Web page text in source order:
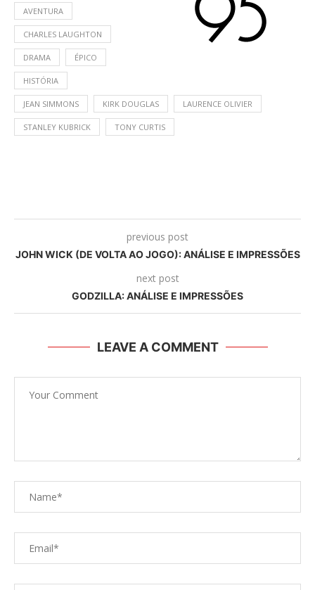
AVENTURA
CHARLES LAUGHTON
DRAMA ÉPICO
HISTÓRIA
JEAN SIMMONS KIRK DOUGLAS LAURENCE OLIVIER
STANLEY KUBRICK TONY CURTIS
previous post
JOHN WICK (DE VOLTA AO JOGO): ANÁLISE E IMPRESSÕES
next post
GODZILLA: ANÁLISE E IMPRESSÕES
LEAVE A COMMENT